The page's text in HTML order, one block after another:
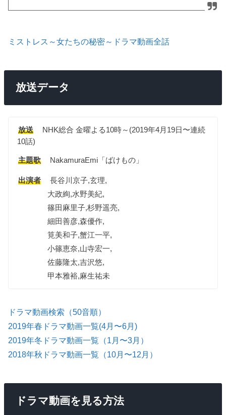
ミストレス～女たちの秘密～ドラマ動画全話
放送データ
放送
NHK総合 金曜よる10時～(2019年4月19日〜連続
10話)
主題歌 NakamuraEmi「ばけもの」
出演者
長谷川京子,玄理,
大政絢,水野美紀,
篠田麻里子,杉野遥亮,
細田善彦,森優作,
筧美和子,蟹江一平,
小篠恵奈,山寺宏一,
佐藤隆太,吉沢悠,
甲本雅裕,麻生祐未
ドラマ動画検索（50音順）
2019年春ドラマ動画一覧(4月〜6月)
2019年冬ドラマ動画一覧（1月〜3月）
2018年秋ドラマ動画一覧（10月〜12月）
ドラマ動画を見る方法